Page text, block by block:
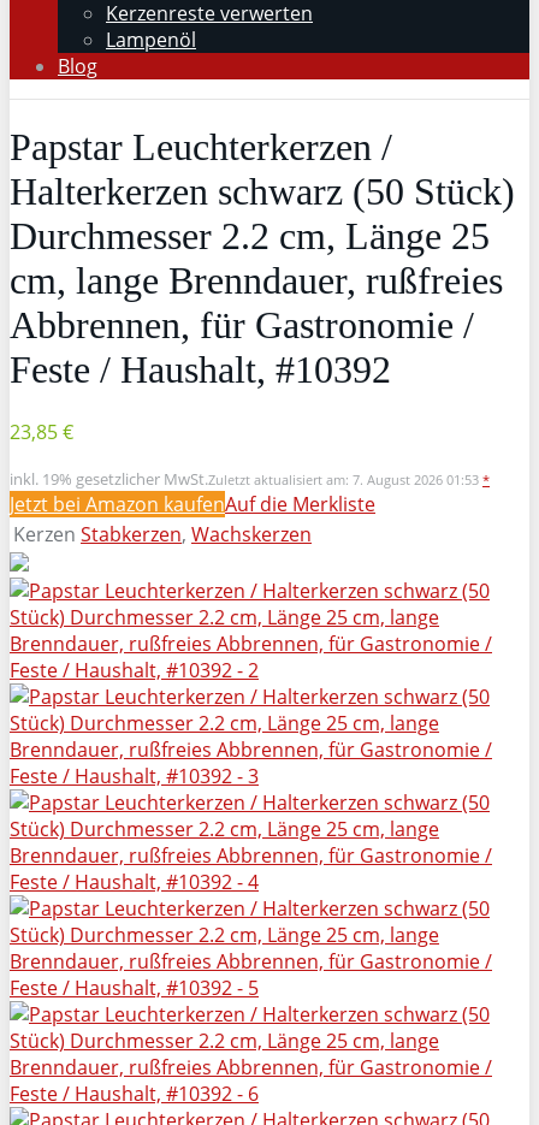
Kerzenreste verwerten
Lampenöl
Blog
Papstar Leuchterkerzen /
Halterkerzen schwarz (50 Stück)
Durchmesser 2.2 cm, Länge 25
cm, lange Brenndauer, rußfreies
Abbrennen, für Gastronomie /
Feste / Haushalt, #10392
23,85 €
inkl. 19% gesetzlicher MwSt.Zuletzt aktualisiert am: 7. August 2026 01:53 *
Jetzt bei Amazon kaufenAuf die Merkliste
Kerzen Stabkerzen, Wachskerzen